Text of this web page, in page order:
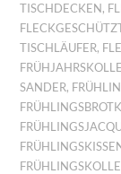
TISCHDECKEN ,
TISCHLÄUFER,
SANDER,